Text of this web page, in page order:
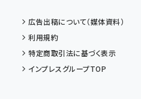
広告出稿について（媒体資料）
利用規約
特定商取引法に基づく表示
インプレスグループTOP